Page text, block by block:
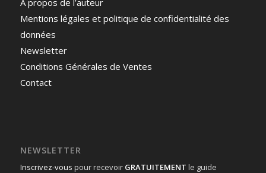
A propos de l’auteur
Mentions légales et politique de confidentialité des
données
Newsletter
Conditions Générales de Ventes
Contact
NEWSLETTER
Inscrivez-vous pour recevoir GRATUITEMENT le guide